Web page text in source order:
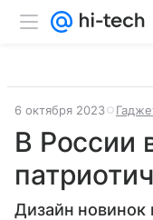
6 октября 2023
В России
Дизайн новинок